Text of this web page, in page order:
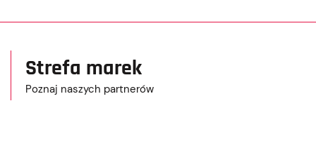
Strefa marek
Poznaj naszych partnerów